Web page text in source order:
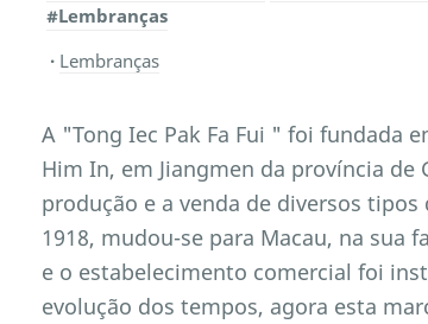
#Lembranças
Lembranças
A "Tong Iec Pak Fa Fui " foi fundada
Him In, em Jiangmen da província
produção e a venda de diversos
1918, mudou-se para Macau, na sua
e o estabelecimento comercial foi
evolução dos tempos, agora esta